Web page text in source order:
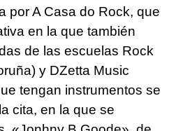
por A Casa do Rock, que
en la que también
de las escuelas Rock
y DZetta Music
tengan instrumentos se
cita, en la que se